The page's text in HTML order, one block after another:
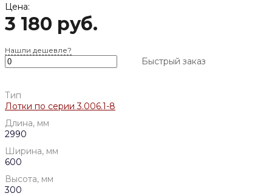
Цена:
3 180 руб.
Нашли дешевле?
Быстрый заказ
Тип
Лотки по серии 3.006.1-8
Длина, мм
2990
Ширина, мм
600
Высота, мм
300